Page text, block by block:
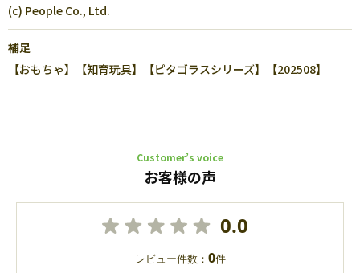
(c) People Co., Ltd.
補足
【おもちゃ】【知育玩具】【ピタゴラスシリーズ】【202508】
Customer’s voice
お客様の声
0.0
レビュー件数： 0件